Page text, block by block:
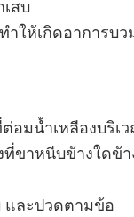
สบ
ให้เกิดอาการบว
อมน้ำเหลืองบริเ
ขาหนีบข้างใดข้า
และปวดตามข้อ